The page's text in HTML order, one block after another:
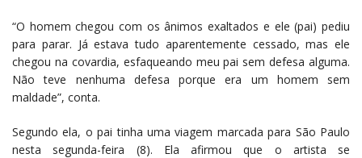
“O homem chegou com os ânimos exaltados e ele (pai) pediu
para parar. Já estava tudo aparentemente cessado, mas ele
chegou na covardia, esfaqueando meu pai sem defesa alguma.
Não teve nenhuma defesa porque era um homem sem
maldade”, conta.
Segundo ela, o pai tinha uma viagem marcada para São Paulo
nesta segunda-feira (8). Ela afirmou que o artista se